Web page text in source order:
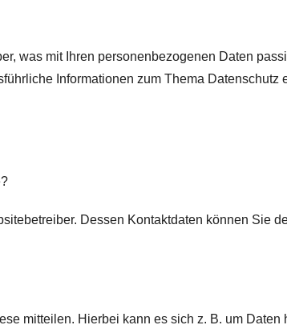
was mit Ihren personenbezogenen Daten
Informationen zum Thema Datenschutz
Dessen Kontaktdaten können Sie
mitteilen. Hierbei kann es sich z. B. um